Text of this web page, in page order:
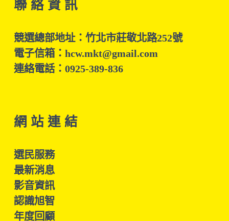
聯 絡 資 訊
競選總部地址：竹北市莊敬北路252號
電子信箱：hcw.mkt@gmail.com
連絡電話：0925-389-836
網 站 連 結
選民服務
最新消息
影音資訊
認識旭智
年度回顧